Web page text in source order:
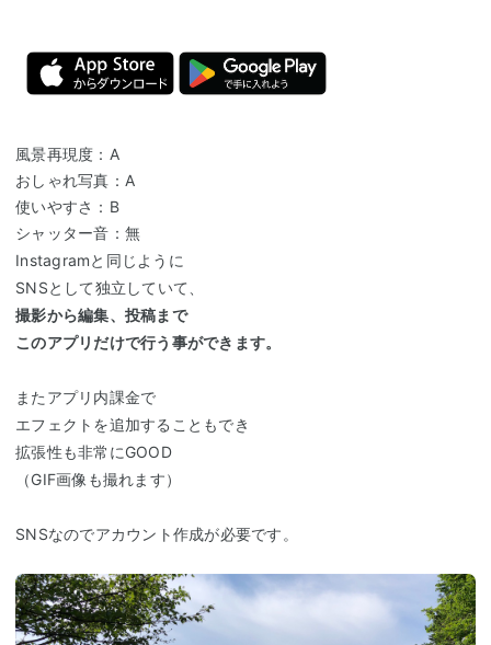
風景再現度：A
おしゃれ写真：A
使いやすさ：B
シャッター音：無
Instagramと同じように
SNSとして独立していて、
撮影から編集、投稿まで
このアプリだけで行う事ができます。
またアプリ内課金で
エフェクトを追加することもでき
拡張性も非常にGOOD
（GIF画像も撮れます）
SNSなのでアカウント作成が必要です。